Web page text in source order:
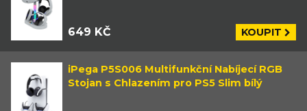
649 KČ KOUPIT
iPega P5S006 Multifunkční Nabíjecí RGB
Stojan s Chlazením pro PS5 Slim bílý